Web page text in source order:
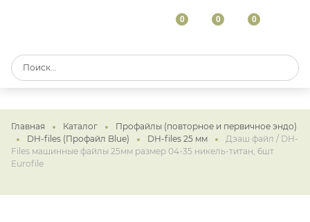
0 0 0
Главная Каталог
Профайлы (повторное и первичное эндо)
DH-files (Профайл Blue)
DH-files 25 мм
Дэаш файл / DH-
Files машинные файлы 25мм размер 04-35 никель-титан, 6шт
Eurofile